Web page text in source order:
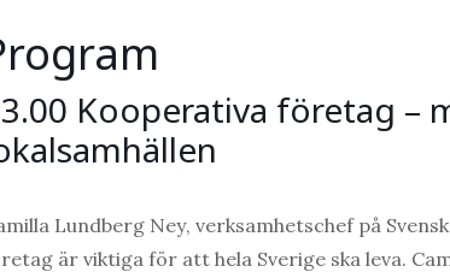
Kooperativa företag –
Lundberg Ney, verksamhetschef på
är viktiga för att hela Sverige ska leva.